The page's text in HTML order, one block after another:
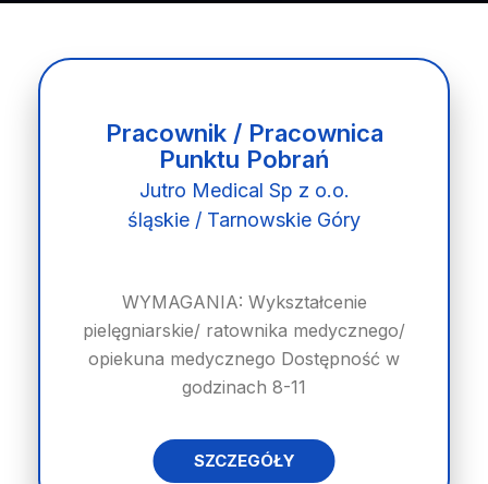
Pracownik / Pracownica
Punktu Pobrań
Jutro Medical Sp z o.o.
śląskie / Tarnowskie Góry
WYMAGANIA: Wykształcenie
pielęgniarskie/ ratownika medycznego/
opiekuna medycznego Dostępność w
godzinach 8-11
SZCZEGÓŁY